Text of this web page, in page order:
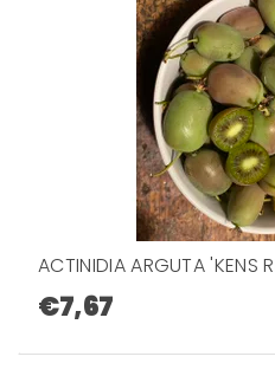
ACTINIDIA ARGUTA 'KENS
€7,67